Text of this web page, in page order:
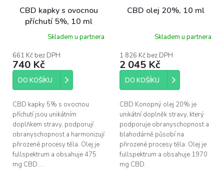
CBD kapky s ovocnou
příchutí 5%, 10 ml
Skladem u partnera
661 Kč bez DPH
740 Kč
DO KOŠÍKU
CBD kapky 5% s ovocnou
příchutí jsou unikátním
doplňkem stravy, podporují
obranyschopnost a harmonizují
přirozené procesy těla. Olej je
fullspektrum a obsahuje 475
mg CBD....
CBD olej 20%, 10 ml
Skladem u partnera
1 826 Kč bez DPH
2 045 Kč
DO KOŠÍKU
CBD Konopný olej 20% je
unikátní doplněk stravy, který
podporuje obranyschopnost a
blahodárně působí na
přirozené procesy těla. Olej je
fullspektrum a obsahuje 1970
mg CBD.